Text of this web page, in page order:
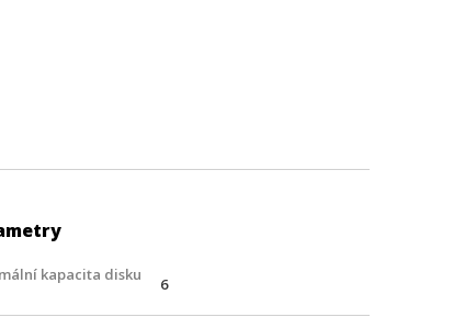
kapacita disku
6